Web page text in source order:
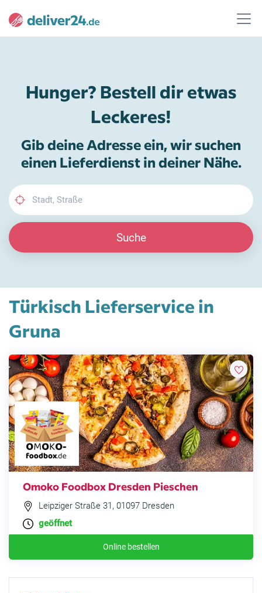
Hunger? Bestell dir etwas
Leckeres!
Gib deine Adresse ein, wir suchen
einen Lieferdienst in deiner Nähe.
Suche
Türkisch Lieferservice in
Gruna
Omoko Foodbox Dresden Pieschen
Leipziger Straße 31, 01097 Dresden
geöffnet
Online bestellen